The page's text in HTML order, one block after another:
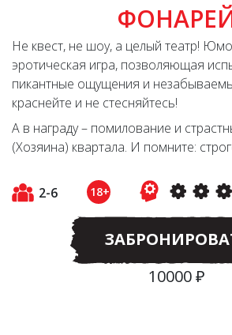
Не квест, не шоу, а целый театр!
эротическая игра, позволяющая
пикантные ощущения и
краснейте и не стесняйтесь!
А в награду – помилование и
(Хозяина) квартала. И помните:
2-6 18+
10000 ₽